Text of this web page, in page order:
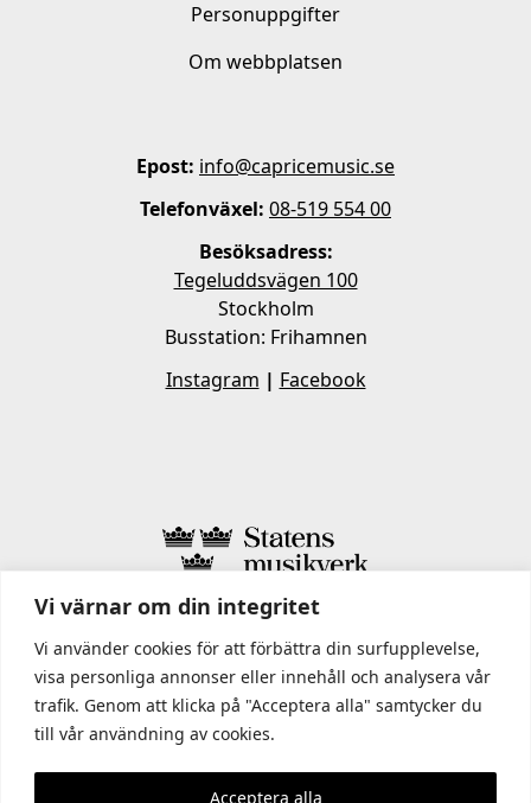
Vi värnar om din integritet
Vi använder cookies för att förbättra din surfupplevelse,
visa personliga annonser eller innehåll och analysera vår
trafik. Genom att klicka på "Acceptera alla" samtycker du
till vår användning av cookies.
Acceptera alla
Personuppgifter
Om webbplatsen
Epost: info@capricemusic.se
Telefonväxel: 08-519 554 00
Besöksadress:
Tegeluddsvägen 100
Stockholm
Busstation: Frihamnen
Instagram | Facebook
I STATENS MUSIKVERK INGÅR